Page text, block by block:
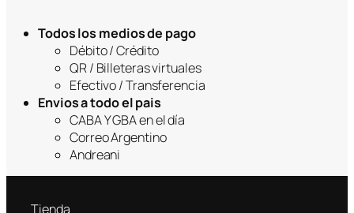
Todos los medios de pago
Débito / Crédito
QR / Billeteras virtuales
Efectivo / Transferencia
Envios a todo el pais
CABA Y GBA en el día
Correo Argentino
Andreani
Tienda